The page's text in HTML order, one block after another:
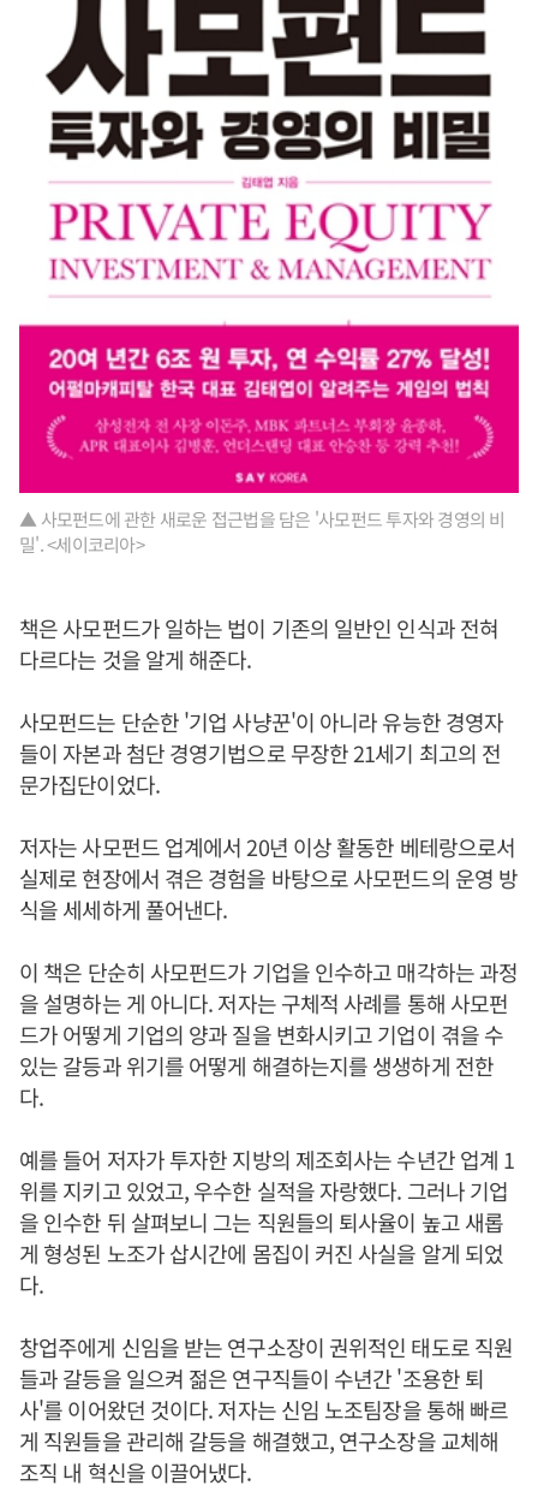
▲ 사모펀드에 관한 새로운 접근법을 담은 '사모펀드 투자와 경영의 비
밀'. <세이코리아>
책은 사모펀드가 일하는 법이 기존의 일반인 인식과 전혀
다르다는 것을 알게 해준다.
사모펀드는 단순한 '기업 사냥꾼'이 아니라 유능한 경영자
들이 자본과 첨단 경영기법으로 무장한 21세기 최고의 전
문가집단이었다.
저자는 사모펀드 업계에서 20년 이상 활동한 베테랑으로서
실제로 현장에서 겪은 경험을 바탕으로 사모펀드의 운영 방
식을 세세하게 풀어낸다.
이 책은 단순히 사모펀드가 기업을 인수하고 매각하는 과정
을 설명하는 게 아니다. 저자는 구체적 사례를 통해 사모펀
드가 어떻게 기업의 양과 질을 변화시키고 기업이 겪을 수
있는 갈등과 위기를 어떻게 해결하는지를 생생하게 전한
다.
예를 들어 저자가 투자한 지방의 제조회사는 수년간 업계 1
위를 지키고 있었고, 우수한 실적을 자랑했다. 그러나 기업
을 인수한 뒤 살펴보니 그는 직원들의 퇴사율이 높고 새롭
게 형성된 노조가 삽시간에 몸집이 커진 사실을 알게 되었
다.
창업주에게 신임을 받는 연구소장이 권위적인 태도로 직원
들과 갈등을 일으켜 젊은 연구직들이 수년간 '조용한 퇴
사'를 이어왔던 것이다. 저자는 신임 노조팀장을 통해 빠르
게 직원들을 관리해 갈등을 해결했고, 연구소장을 교체해
조직 내 혁신을 이끌어냈다.